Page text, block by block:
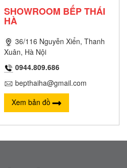
SHOWROOM BẾP THÁI
HÀ
36/116 Nguyễn Xiển, Thanh
Xuân, Hà Nội
0944.809.686
bepthaiha@gmail.com
Xem bản đồ